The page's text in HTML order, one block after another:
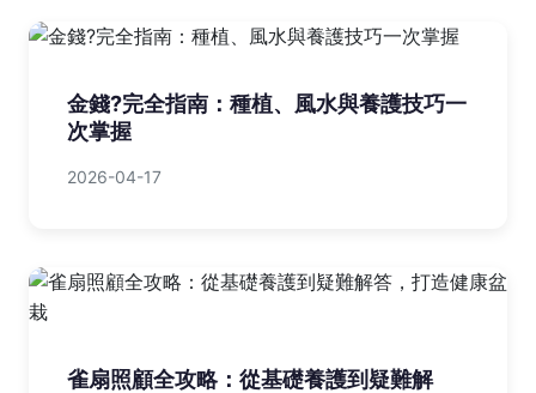
金錢?完全指南：種植、風水與養護技巧一
次掌握
2026-04-17
雀扇照顧全攻略：從基礎養護到疑難解